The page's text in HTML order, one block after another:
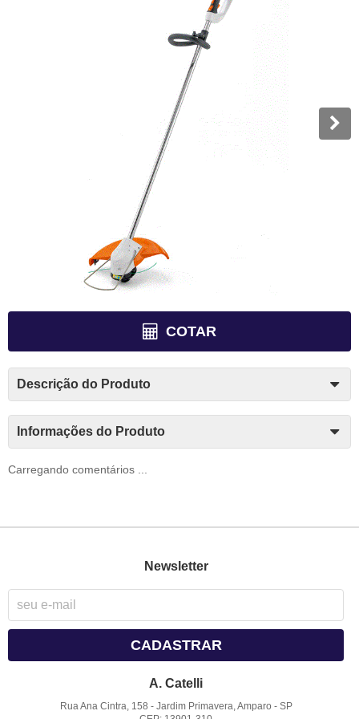
COTAR
Descrição do Produto
Informações do Produto
Carregando comentários ...
Newsletter
CADASTRAR
A. Catelli
Rua Ana Cintra, 158 - Jardim Primavera, Amparo - SP